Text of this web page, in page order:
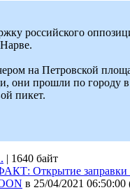
российского
на Петровской
они прошли по городу в
пикет.
| 1640 байт
Открытие заправки
в 25/04/2021 06:50:00